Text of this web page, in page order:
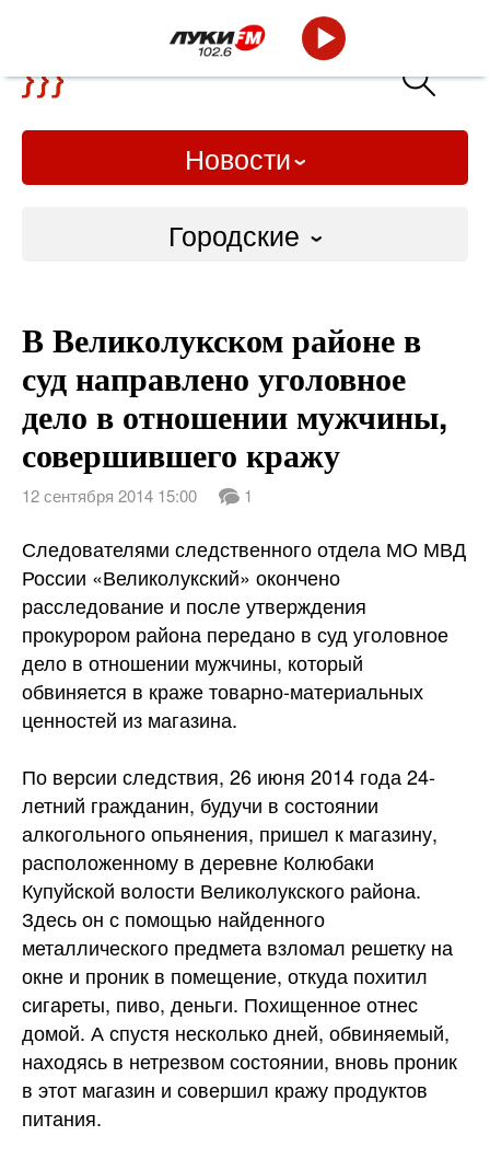
Новости
Городские
Слово Дело
Народные
ВТРК
В Великолукском районе в
суд направлено уголовное
дело в отношении мужчины,
совершившего кражу
12 сентября 2014 15:00 1
Следователями следственного отдела МО МВД
России «Великолукский» окончено
расследование и после утверждения
прокурором района передано в суд уголовное
дело в отношении мужчины, который
обвиняется в краже товарно-материальных
ценностей из магазина.
По версии следствия, 26 июня 2014 года 24-
летний гражданин, будучи в состоянии
алкогольного опьянения, пришел к магазину,
расположенному в деревне Колюбаки
Купуйской волости Великолукского района.
Здесь он с помощью найденного
металлического предмета взломал решетку на
окне и проник в помещение, откуда похитил
сигареты, пиво, деньги. Похищенное отнес
домой. А спустя несколько дней, обвиняемый,
находясь в нетрезвом состоянии, вновь проник
в этот магазин и совершил кражу продуктов
питания.